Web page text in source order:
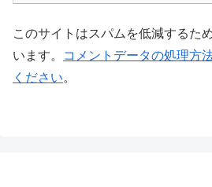
このサイトはスパムを低減するた
います。
コメントデータの処理方
ください。